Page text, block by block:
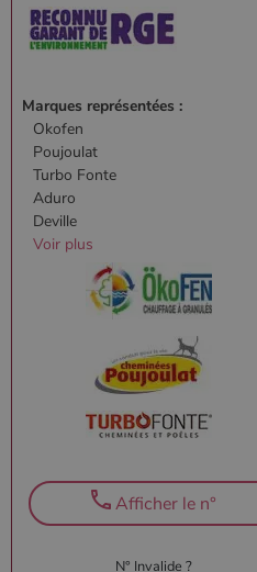
Marques représentées :
Okofen
Poujoulat
Turbo Fonte
Aduro
Deville
Voir plus
N° Invalide ?
Afficher le n°